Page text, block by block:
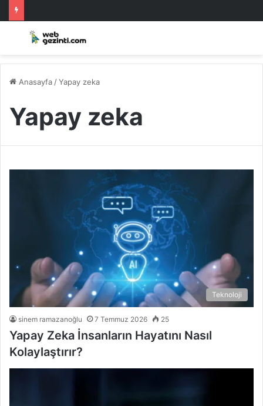
Anasayfa /Yapay zeka
Yapay zeka
Teknoloji
sinem ramazanoğlu 7 Temmuz 2026 25
Yapay Zeka İnsanların Hayatını Nasıl
Kolaylaştırır?